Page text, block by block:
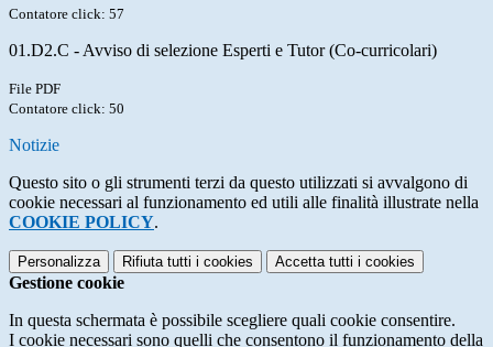
Contatore click: 57
01.D2.C - Avviso di selezione Esperti e Tutor (Co-curricolari)
File PDF
Contatore click: 50
Notizie
Questo sito o gli strumenti terzi da questo utilizzati si avvalgono di
cookie necessari al funzionamento ed utili alle finalità illustrate nella
COOKIE POLICY.
Personalizza Rifiuta tutti i cookies Accetta tutti i cookies
Gestione cookie
In questa schermata è possibile scegliere quali cookie consentire.
I cookie necessari sono quelli che consentono il funzionamento della